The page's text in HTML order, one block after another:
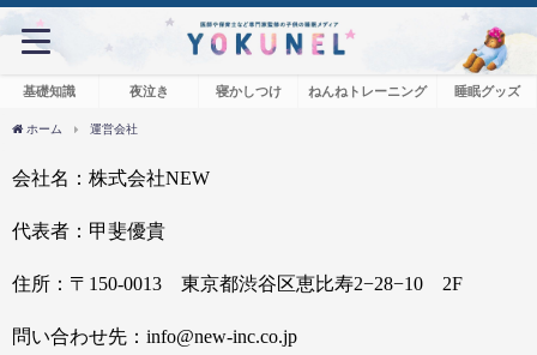
基礎知識 夜泣き 寝かしつけ ねんねトレーニング 睡眠グッズ
ホーム 運営会社
会社名：株式会社NEW
代表者：甲斐優貴
住所： 〒 150-0013 東京都渋谷区恵比寿2−28−10 2F
問い合わせ先：info@new-inc.co.jp